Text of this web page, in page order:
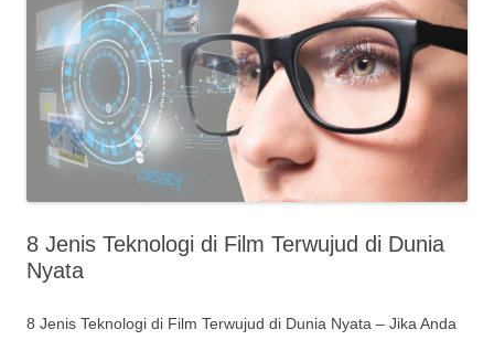
8 Jenis Teknologi di Film Terwujud di Dunia
Nyata
8 Jenis Teknologi di Film Terwujud di Dunia Nyata – Jika Anda